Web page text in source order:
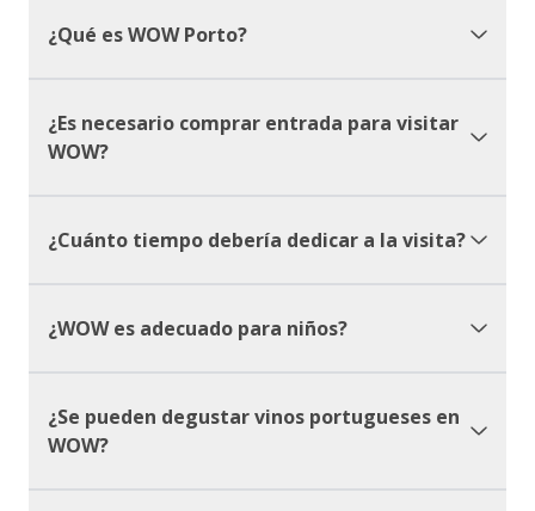
¿Qué es WOW Porto?
¿Es necesario comprar entrada para visitar
WOW?
¿Cuánto tiempo debería dedicar a la visita?
¿WOW es adecuado para niños?
¿Se pueden degustar vinos portugueses en
WOW?